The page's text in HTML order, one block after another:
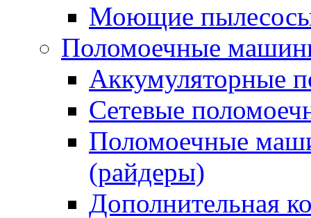
Моющие пылесосы
Поломоечные
Аккумуляторные
Сетевые
Поломоечные
(райдеры)
Дополнительная